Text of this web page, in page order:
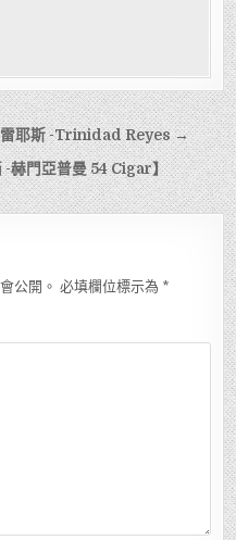
雷耶斯 -Trinidad Reyes →
赫門亞普曼 54 Cigar】
公開。 必填欄位標示為 *